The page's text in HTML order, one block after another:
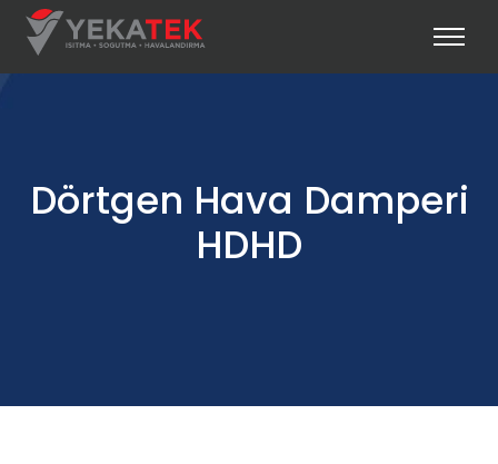
Dörtgen Hava Damperi
HDHD